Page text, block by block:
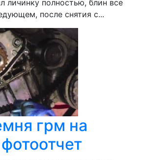
личинку полностью, блин все
после снятия с...
грм на